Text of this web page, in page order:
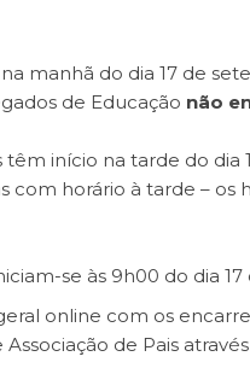
manhã do dia 17 de
de Educação não
têm início na tarde do
horário à tarde – os
se às 9h00 do dia
online com os
de Pais